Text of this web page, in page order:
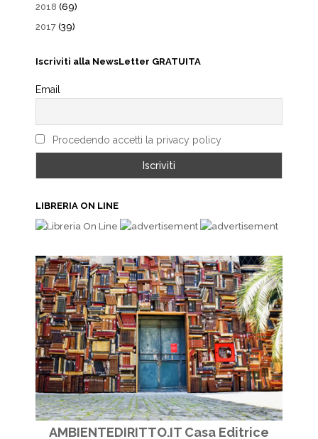
2018 (69)
2017 (39)
Iscriviti alla NewsLetter GRATUITA
Email
Procedendo accetti la privacy policy
LIBRERIA ON LINE
AMBIENTEDIRITTO.IT Casa Editrice